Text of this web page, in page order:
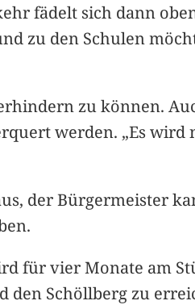
fädelt sich dann
zu den Schulen
zu können.
werden. „Es wird
der Bürgermeister
für vier Monate am
Schöllberg zu